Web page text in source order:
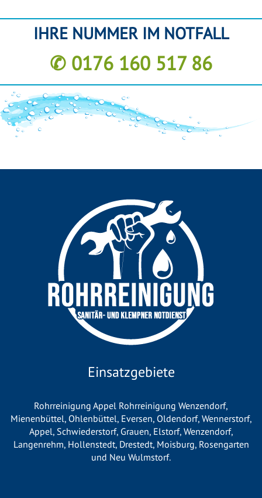
IHRE NUMMER IM NOTFALL
✆ 0176 160 517 86
Einsatzgebiete
Rohrreinigung Appel Rohrreinigung Wenzendorf,
Mienenbüttel, Ohlenbüttel, Eversen, Oldendorf, Wennerstorf,
Appel, Schwiederstorf, Grauen, Elstorf, Wenzendorf,
Langenrehm, Hollenstedt, Drestedt, Moisburg, Rosengarten
und Neu Wulmstorf.